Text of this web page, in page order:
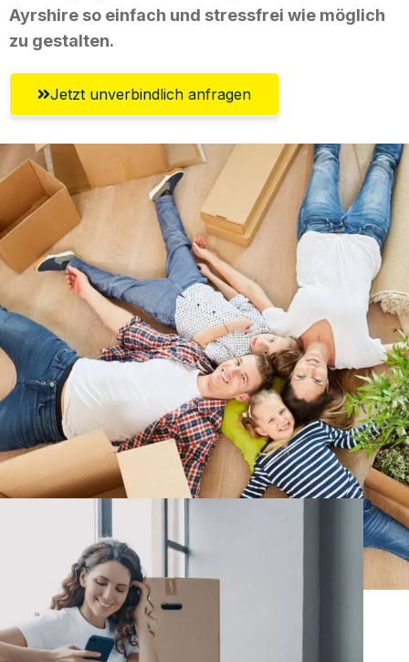
Ayrshire so einfach und stressfrei wie möglich
zu gestalten.
Jetzt unverbindlich anfragen